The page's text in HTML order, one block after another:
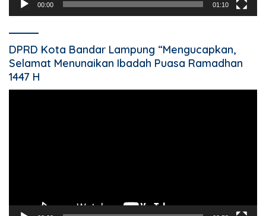
00:00 01:10
DPRD Kota Bandar Lampung “Mengucapkan,
Selamat Menunaikan Ibadah Puasa Ramadhan
1447 H